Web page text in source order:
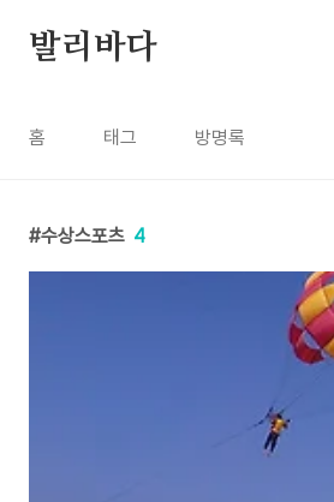
발리바다
홈 태그 방명록
수상스포츠 4